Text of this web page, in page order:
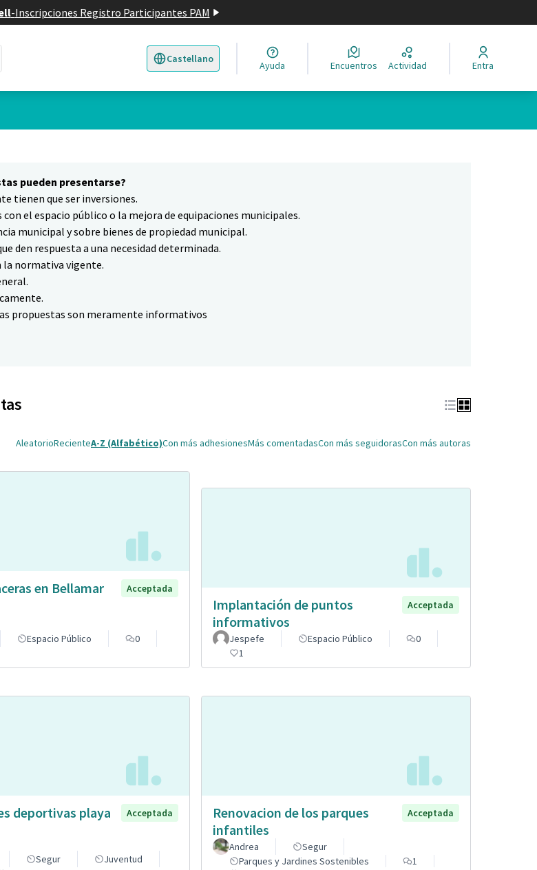
-Inscripciones Registro Participantes PAM
Castellano
Triar la llengua Elegir el idioma
Ayuda Encuentros Actividad Entra
usuario
pueden presentarse?
tienen que ser inversiones.
con el espacio público o la mejora de equipaciones municipales.
municipal y sobre bienes de propiedad municipal.
den respuesta a una necesidad determinada.
la normativa vigente.
propuestas son meramente informativos
AleatorioRecienteA-Z (Alfabético)Con más adhesionesMás comentadasCon más seguidorasCon más autoras
en Bellamar Acceptada
Espacio Público
0
Implantación de puntos
informativos
Acceptada
Jespefe Espacio Público
0
1
deportivas playa
Acceptada
Segur
Juventud
Renovacion de los parques
infantiles
Acceptada
Andrea
Segur
Parques y Jardines Sostenibles
1